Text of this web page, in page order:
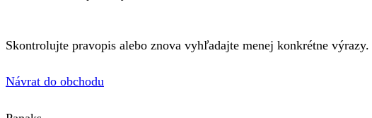
Skontrolujte pravopis alebo znova vyhľadajte menej konkrétne výrazy.
Návrat do obchodu